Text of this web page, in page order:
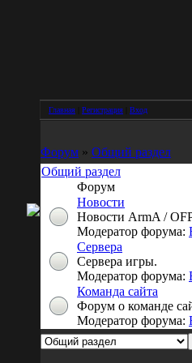
Главная Регистрация Вход
Форум » Общий раздел
Общий раздел
Форум
Новости
Новости ArmA /
Модератор форума:
Сервера
Сервера игры.
Модератор форума:
Команда сайта
Форум о команде
Модератор форума: